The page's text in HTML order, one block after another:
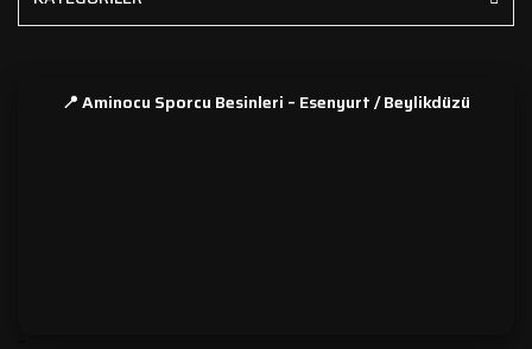
📍 Aminocu Sporcu Besinleri – Esenyurt / Beylikdüzü